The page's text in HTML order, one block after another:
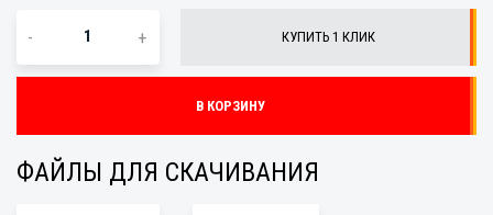
- + КУПИТЬ 1 КЛИК
В КОРЗИНУ
ФАЙЛЫ ДЛЯ СКАЧИВАНИЯ